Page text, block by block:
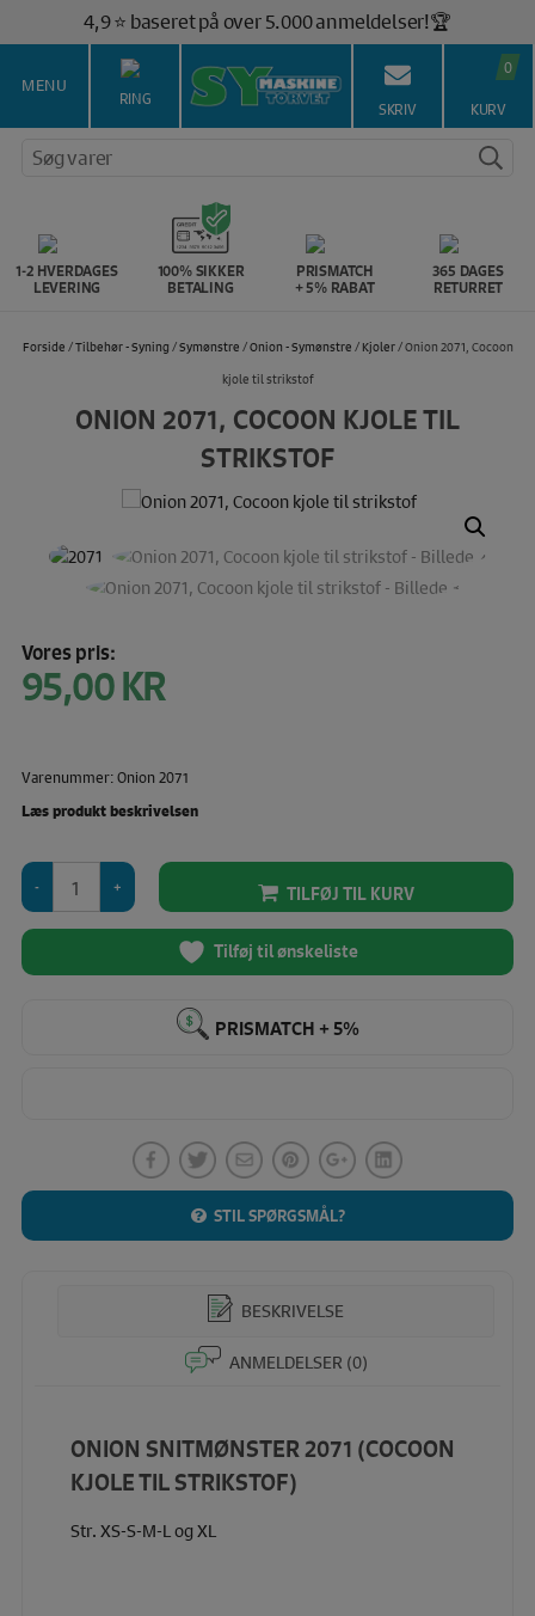
4,9 ⭐️ baseret på over 5.000 anmeldelser!🏆
Gratis fragt ved køb over 399,- kr. 🚚
Salg af symaskiner siden 1967 🥇
100% Dansk hjemmeside 👍
Brug for hjælp? Ring på 43 44 45 15 ☎️
MENU
RING SKRIV
0
KURV
Søg varer
1-2 HVERDAGES
LEVERING
100% SIKKER
BETALING
PRISMATCH
+ 5% RABAT
365 DAGES
RETURRET
Forside /Tilbehør - Syning /Symønstre /Onion - Symønstre / Kjoler/ Onion 2071, Cocoon
kjole til strikstof
ONION 2071, COCOON KJOLE TIL
STRIKSTOF
Vores pris:
95,00KR
Varenummer: Onion 2071
Læs produkt beskrivelsen
2071,
Cocoon
til
TILFØJ TIL KURV
Tilføj til ønskeliste
PRISMATCH + 5%
STIL SPØRGSMÅL?
BESKRIVELSE
ANMELDELSER (0)
ONION SNITMØNSTER 2071 (COCOON
KJOLE TIL STRIKSTOF)
Str. XS-S-M-L og XL